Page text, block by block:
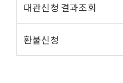
대관신청 결과조회
환불신청